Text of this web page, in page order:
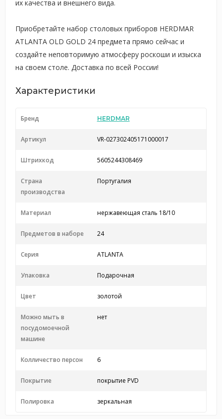
их качества и внешнего вида.
Приобретайте набор столовых приборов HERDMAR
ATLANTA OLD GOLD 24 предмета прямо сейчас и
создайте неповторимую атмосферу роскоши и изыска
на своем столе. Доставка по всей России!
Характеристики
Бренд HERDMAR
Артикул VR-027302405171000017
Штрихкод 5605244308469
Страна
производства
Португалия
Материал нержавеющая сталь 18/10
Предметов в наборе 24
Серия ATLANTA
Упаковка Подарочная
Цвет золотой
Можно мыть в
посудомоечной
машине
нет
Колличество персон 6
Покрытие покрытие PVD
Полировка зеркальная